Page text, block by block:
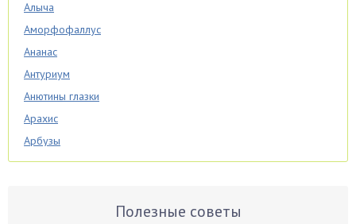
Алыча
Аморфофаллус
Ананас
Антуриум
Анютины глазки
Арахис
Арбузы
Аспарагус
Полезные советы